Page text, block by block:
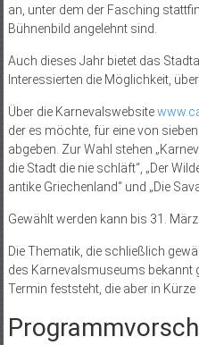
an, unter dem der Fasching
Bühnenbild angelehnt sind.
Auch dieses Jahr bietet das
Interessierten die Möglichkeit,
Über die Karnevalswebsite
der es möchte, für eine von
abgeben. Zur Wahl stehen
die Stadt die nie schläft“, „Der
antike Griechenland“ und „Die
Gewählt werden kann bis 31. März.
Die Thematik, die schließlich
des Karnevalsmuseums bekannt
Termin feststeht, die aber in